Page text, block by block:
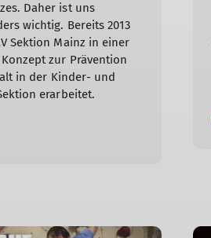
Daher ist uns
wichtig. Bereits 2013
Sektion Mainz in einer
zur Prävention
in der Kinder- und
erarbeitet.